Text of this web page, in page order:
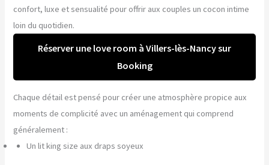
confort, luxe et sensualité pour offrir aux couples un cocon intime
loin du quotidien.
Réserver une love room à Villers-lès-Nancy sur
Booking
Chaque détail est pensé pour créer une atmosphère propice aux
moments de complicité avec un aménagement qui comprend
généralement :
Un lit king size aux draps soyeux